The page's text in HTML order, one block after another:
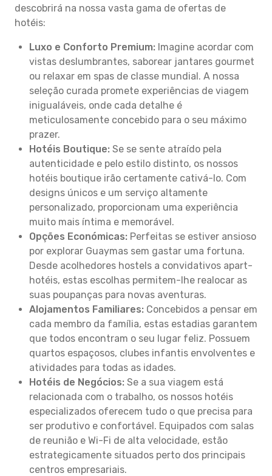
descobrirá na nossa vasta gama de ofertas de
hotéis:
Luxo e Conforto Premium: Imagine acordar com
vistas deslumbrantes, saborear jantares gourmet
ou relaxar em spas de classe mundial. A nossa
seleção curada promete experiências de viagem
inigualáveis, onde cada detalhe é
meticulosamente concebido para o seu máximo
prazer.
Hotéis Boutique: Se se sente atraído pela
autenticidade e pelo estilo distinto, os nossos
hotéis boutique irão certamente cativá-lo. Com
designs únicos e um serviço altamente
personalizado, proporcionam uma experiência
muito mais íntima e memorável.
Opções Económicas: Perfeitas se estiver ansioso
por explorar Guaymas sem gastar uma fortuna.
Desde acolhedores hostels a convidativos apart-
hotéis, estas escolhas permitem-lhe realocar as
suas poupanças para novas aventuras.
Alojamentos Familiares: Concebidos a pensar em
cada membro da família, estas estadias garantem
que todos encontram o seu lugar feliz. Possuem
quartos espaçosos, clubes infantis envolventes e
atividades para todas as idades.
Hotéis de Negócios: Se a sua viagem está
relacionada com o trabalho, os nossos hotéis
especializados oferecem tudo o que precisa para
ser produtivo e confortável. Equipados com salas
de reunião e Wi-Fi de alta velocidade, estão
estrategicamente situados perto dos principais
centros empresariais.